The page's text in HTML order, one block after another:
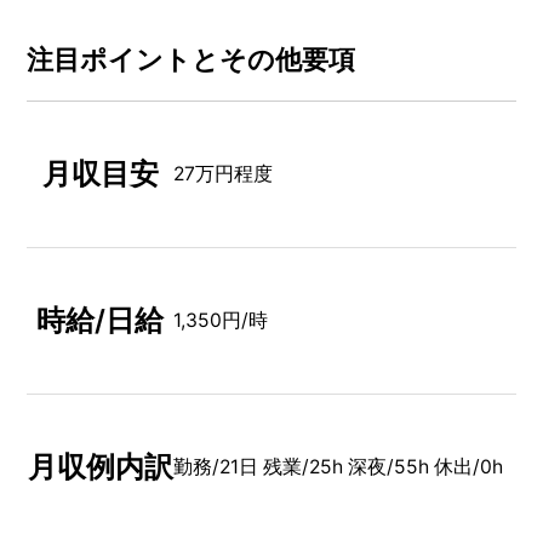
注⽬ポイントとその他要項
月収目安 27万円程度
時給/日給 1,350円/時
月収例内訳勤務/21日 残業/25h 深夜/55h 休出/0h